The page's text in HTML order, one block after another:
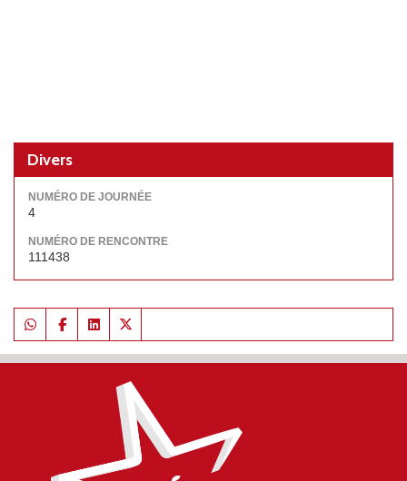
Divers
NUMÉRO DE JOURNÉE
4
NUMÉRO DE RENCONTRE
111438